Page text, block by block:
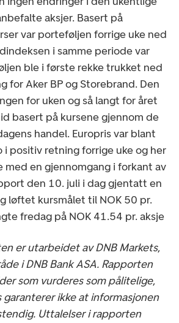
aksjer. Basert på
var porteføljen forrige uke ned
i samme periode var
ble i første rekke trukket ned
for Aker BP og Storebrand. Den
for uken og så langt for året
basert på kursene gjennom de
handel. Europris var blant
i positiv retning forrige uke og her
med en gjennomgang i forkant av
den 10. juli i dag gjentatt en
løftet kursmålet til NOK 50 pr.
fredag på NOK 41.54 pr. aksje
er utarbeidet av DNB Markets,
i DNB Bank ASA. Rapporten
som vurderes som pålitelige,
garanterer ikke at informasjonen
Uttalelser i rapporten